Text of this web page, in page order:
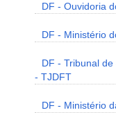
DF - Ouvidoria
DF - Ministério
DF - Tribunal
- TJDFT
DF - Ministério